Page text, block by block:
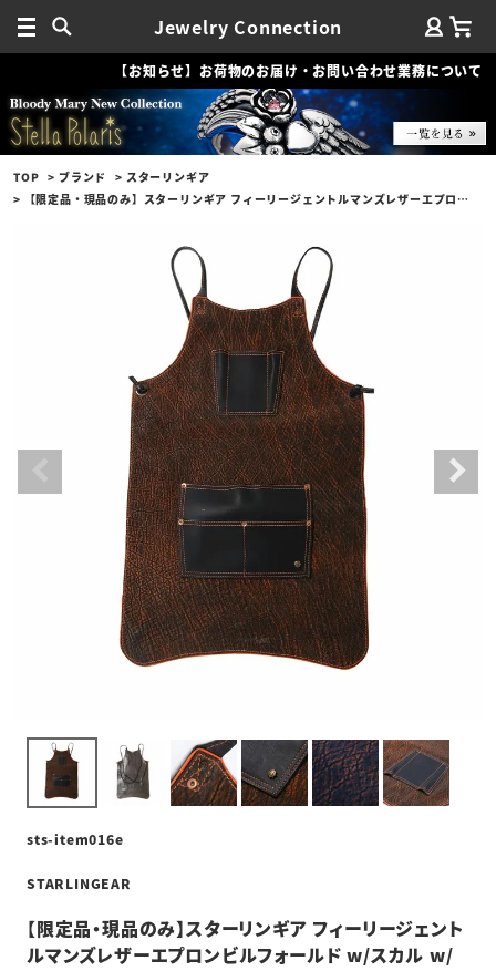
Jewelry Connection
【お知らせ】お荷物のお届け・お問い合わせ業務について
TOP ブランド
スターリンギア
【限定品・現品のみ】スターリンギア フィーリージェントルマンズレザーエプロンビルフォールド w/スカル w/エレファント
sts-item016e
STARLINGEAR
【限定品・現品のみ】スターリンギア フィーリージェント
ルマンズレザーエプロンビルフォールド w/スカル w/